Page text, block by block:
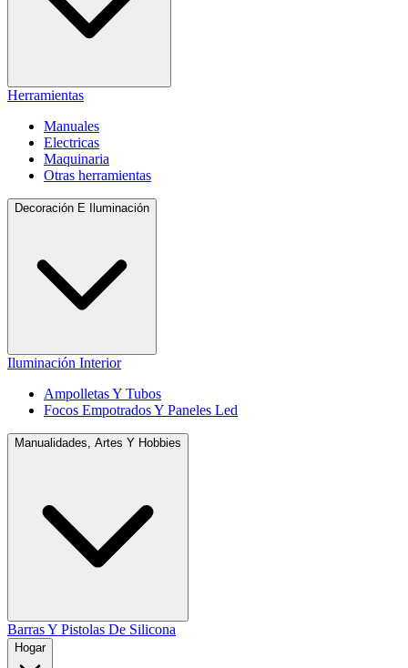
Herramientas
Manuales
Electricas
Maquinaria
Otras herramientas
Decoración E Iluminación
Iluminación Interior
Ampolletas Y Tubos
Focos Empotrados Y Paneles Led
Manualidades, Artes Y Hobbies
Barras Y Pistolas De Silicona
Hogar